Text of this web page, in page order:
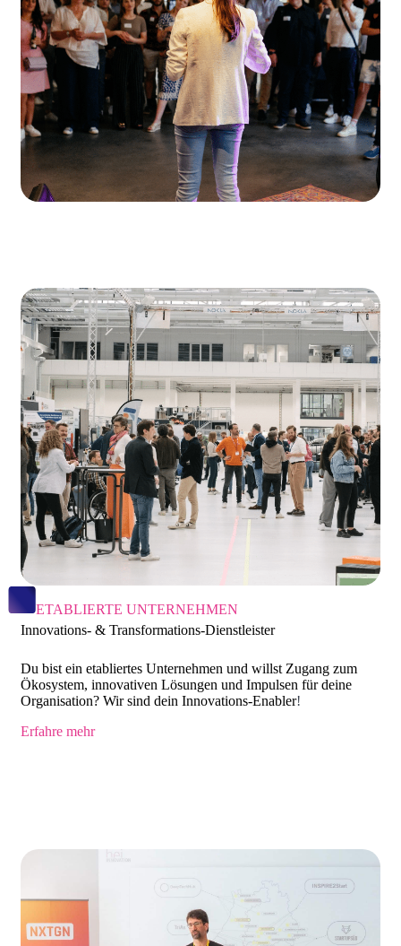
ETABLIERTE UNTERNEHMEN
Innovations- & Transformations-Dienstleister
Du bist ein etabliertes Unternehmen und willst Zugang zum
Ökosystem, innovativen Lösungen und Impulsen für deine
Organisation? Wir sind dein Innovations-Enabler!
Erfahre mehr